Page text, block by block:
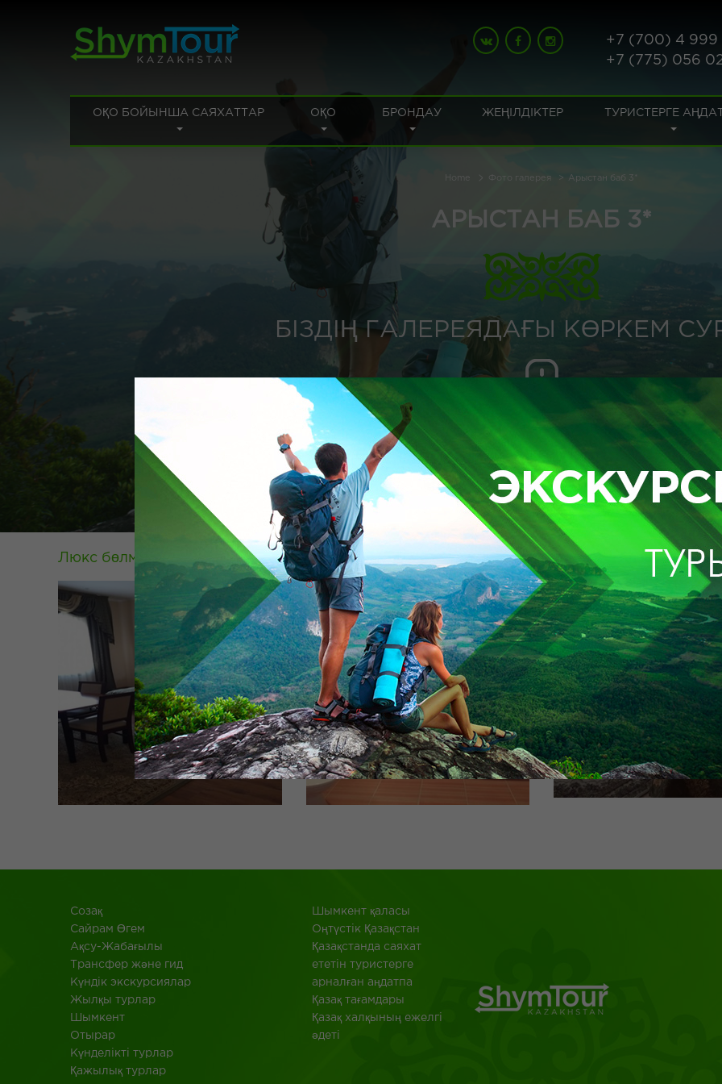
+7 (700) 4 999
+7 (775) 056
ОҚО БОЙЫНША САЯХАТТАР ОҚО БРОНДАУ ЖЕҢІЛДІКТЕР ТУРИСТЕРГЕ
Home Фото галерея Арыстан баб 3*
АРЫСТАН БАБ 3*
БІЗДІҢ ГАЛЕРЕЯДАҒЫ КӨРКЕМ
Люкс бөлме
Созақ
​Сайрам Өгем
Ақсу-Жабағылы
Трансфер және гид
Күндік экскурсиялар
Жылқы турлар
Шымкент
Отырар
Күнделікті турлар
Қажылық турлар
Шымкент қаласы
Оңтүстік Қазақстан
Қазақстанда саяхат
ететін туристерге
арналған аңдатпа
Қазақ тағамдары
Қазақ халқының ежелгі
әдеті